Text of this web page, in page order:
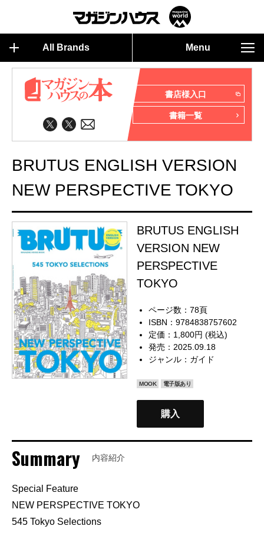
All Brands Menu
書店様入口
書籍一覧
BRUTUS ENGLISH VERSION
NEW PERSPECTIVE TOKYO
BRUTUS ENGLISH
VERSION NEW
PERSPECTIVE
TOKYO
ページ数：78頁
ISBN：9784838757602
定価：1,800円 (税込)
発売：2025.09.18
ジャンル： ガイド
MOOK 電子版あり
購入
Summary 内容紹介
Special Feature
NEW PERSPECTIVE TOKYO
545 Tokyo Selections